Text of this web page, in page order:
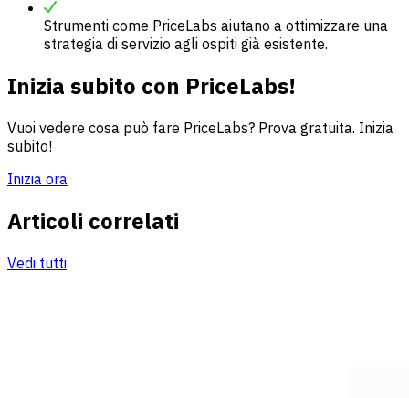
Strumenti come PriceLabs aiutano a ottimizzare una
strategia di servizio agli ospiti già esistente.
Inizia subito con PriceLabs!
Vuoi vedere cosa può fare PriceLabs? Prova gratuita. Inizia
subito!
Inizia ora
Articoli correlati
Vedi tutti